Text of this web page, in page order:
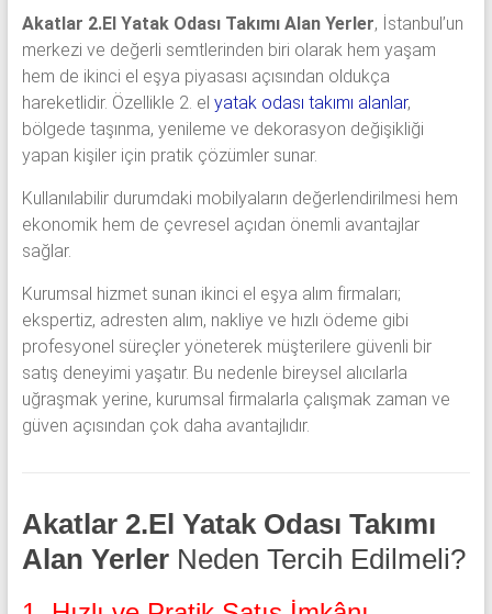
takımı
alınmaktadır.
Akatlar 2.El Yatak Odası Takımı Alan Yerler, İstanbul’un
merkezi ve değerli semtlerinden biri olarak hem yaşam
hem de ikinci el eşya piyasası açısından oldukça
hareketlidir. Özellikle 2. el yatak odası takımı alanlar,
bölgede taşınma, yenileme ve dekorasyon değişikliği
yapan kişiler için pratik çözümler sunar.
Kullanılabilir durumdaki mobilyaların değerlendirilmesi hem
ekonomik hem de çevresel açıdan önemli avantajlar
sağlar.
Kurumsal hizmet sunan ikinci el eşya alım firmaları;
ekspertiz, adresten alım, nakliye ve hızlı ödeme gibi
profesyonel süreçler yöneterek müşterilere güvenli bir
satış deneyimi yaşatır. Bu nedenle bireysel alıcılarla
uğraşmak yerine, kurumsal firmalarla çalışmak zaman ve
güven açısından çok daha avantajlıdır.
Akatlar 2.El Yatak Odası Takımı
Alan YerlerNeden Tercih Edilmeli?